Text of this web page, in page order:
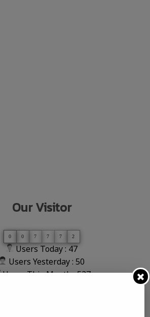
Our Visitor
0 0 7 7 7 2
Users Today : 47
Users Yesterday : 50
Users This Month : 527